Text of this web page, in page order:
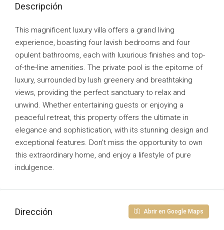
Descripción
This magnificent luxury villa offers a grand living
experience, boasting four lavish bedrooms and four
opulent bathrooms, each with luxurious finishes and top-
of-the-line amenities. The private pool is the epitome of
luxury, surrounded by lush greenery and breathtaking
views, providing the perfect sanctuary to relax and
unwind. Whether entertaining guests or enjoying a
peaceful retreat, this property offers the ultimate in
elegance and sophistication, with its stunning design and
exceptional features. Don’t miss the opportunity to own
this extraordinary home, and enjoy a lifestyle of pure
indulgence.
Dirección Abrir en Google Maps